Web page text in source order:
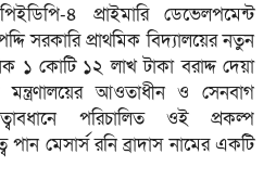
৪ প্রাইমারি ডেভেলপমেন্ট
সরকারি প্রাথমিক বিদ্যালয়ের নতুন
১ কোটি ১২ লাখ টাকা বরাদ্দ দেয়া
আওতাধীন ও সেনবাগ
পরিচালিত ওই প্রকল্প
পান মেসার্স রনি ব্রাদাস নামের একটি